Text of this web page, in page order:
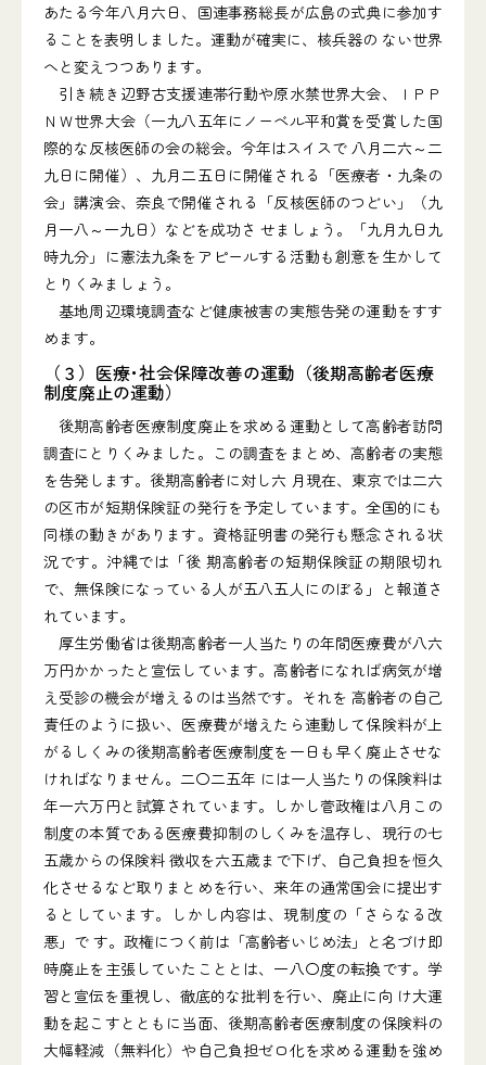
あたる今年八月六日、国連事務総長が広島の式典に参加す
ることを表明しました。運動が確実に、核兵器の ない世界
へと変えつつあります。
引き続き辺野古支援連帯行動や原水禁世界大会、ＩＰＰ
ＮＷ世界大会（一九八五年にノーベル平和賞を受賞した国
際的な反核医師の会の総会。今年はスイスで 八月二六～二
九日に開催）、九月二五日に開催される「医療者・九条の
会」講演会、奈良で開催される「反核医師のつどい」（九
月一八～一九日）などを成功さ せましょう。「九月九日九
時九分」に憲法九条をアピールする活動も創意を生かして
とりくみましょう。
基地周辺環境調査など健康被害の実態告発の運動をすす
めます。
（３）医療･社会保障改善の運動（後期高齢者医療
制度廃止の運動）
後期高齢者医療制度廃止を求める運動として高齢者訪問
調査にとりくみました。この調査をまとめ、高齢者の実態
を告発します。後期高齢者に対し六 月現在、東京では二六
の区市が短期保険証の発行を予定しています。全国的にも
同様の動きがあります。資格証明書の発行も懸念される状
況です。沖縄では「後 期高齢者の短期保険証の期限切れ
で、無保険になっている人が五八五人にのぼる」と報道さ
れています。
厚生労働省は後期高齢者一人当たりの年間医療費が八六
万円かかったと宣伝しています。高齢者になれば病気が増
え受診の機会が増えるのは当然です。それを 高齢者の自己
責任のように扱い、医療費が増えたら連動して保険料が上
がるしくみの後期高齢者医療制度を一日も早く廃止させな
ければなりません。二〇二五年 には一人当たりの保険料は
年一六万円と試算されています。しかし菅政権は八月この
制度の本質である医療費抑制のしくみを温存し、現行の七
五歳からの保険料 徴収を六五歳まで下げ、自己負担を恒久
化させるなど取りまとめを行い、来年の通常国会に提出す
るとしています。しかし内容は、現制度の「さらなる改
悪」で す。政権につく前は「高齢者いじめ法」と名づけ即
時廃止を主張していたこととは、一八〇度の転換です。学
習と宣伝を重視し、徹底的な批判を行い、廃止に向 け大運
動を起こすとともに当面、後期高齢者医療制度の保険料の
大幅軽減（無料化）や自己負担ゼロ化を求める運動を強め